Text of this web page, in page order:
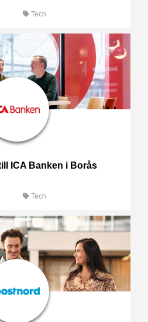
Tech
ICA Banken i Borås
Tech